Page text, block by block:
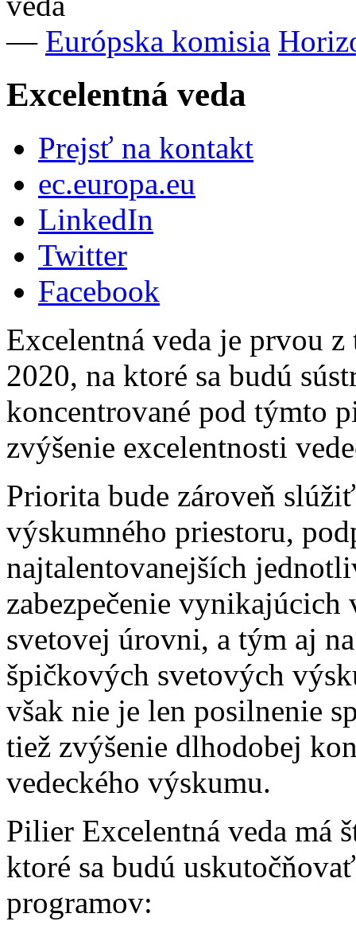
— Európska komisia
Excelentná veda
Prejsť na kontakt
ec.europa.eu
LinkedIn
Twitter
Facebook
Excelentná veda je prvou
2020, na ktoré sa budú
koncentrované pod týmto
zvýšenie excelentnosti
Priorita bude zároveň
výskumného priestoru,
najtalentovanejších
zabezpečenie
svetovej úrovni, a tým aj
špičkových svetových
však nie je len posilnenie
tiež zvýšenie dlhodobej
vedeckého výskumu.
Pilier Excelentná veda má
ktoré sa budú
programov: